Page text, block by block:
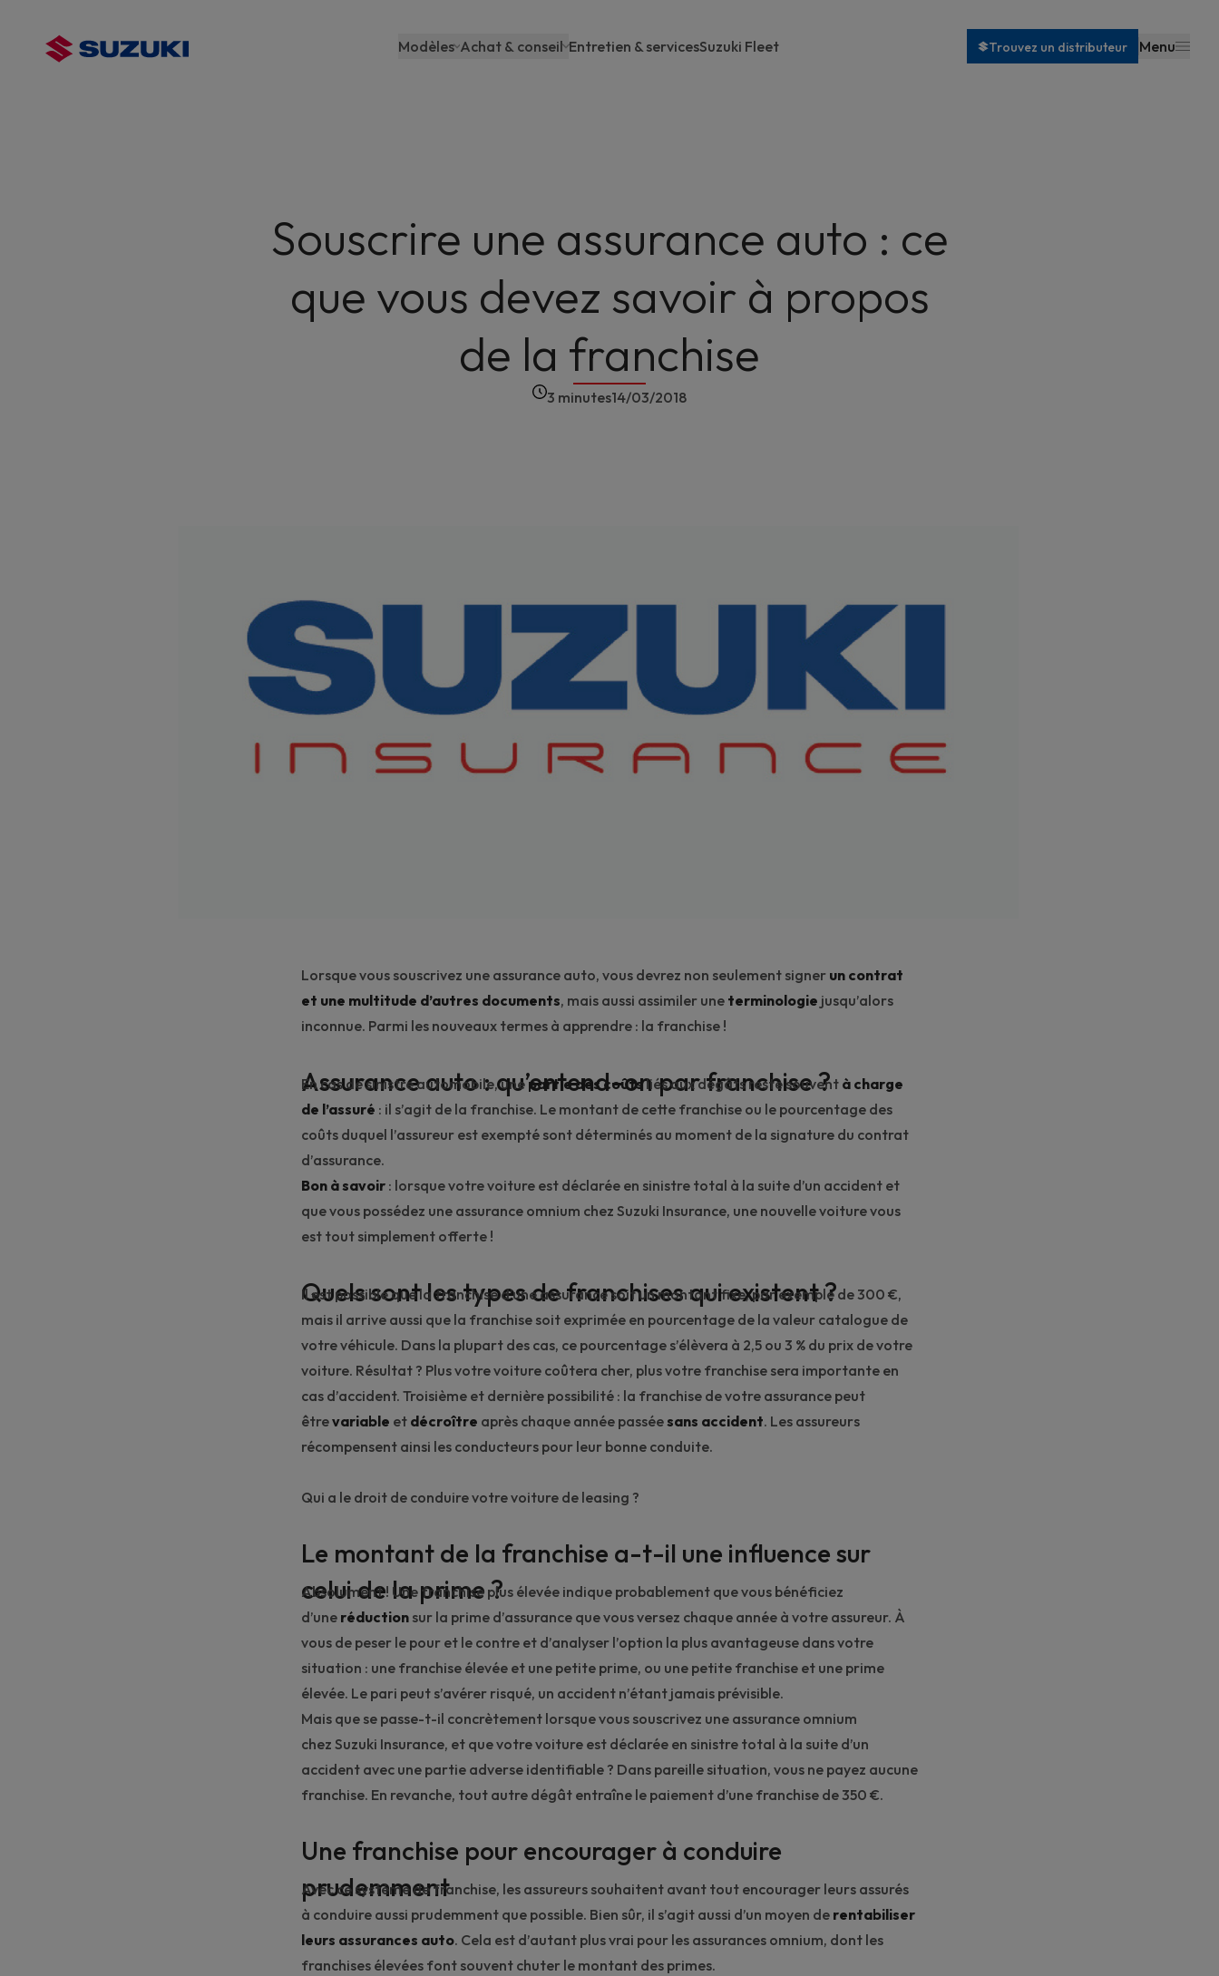
principal
Main
Modèles Achat & conseil Entretien & servicesSuzuki Fleet Trouvez un distributeur Menu
Souscrire une assurance auto : ce
que vous devez savoir à propos
de la franchise
3 minutes14/03/2018
Lorsque vous souscrivez une assurance auto, vous devrez non seulement signer un contrat
et une multitude d’autres documents, mais aussi assimiler une terminologie jusqu’alors
inconnue. Parmi les nouveaux termes à apprendre : la franchise !
Assurance auto : qu’entend-on par franchise ?
En cas de sinistre automobile, unepartie des coûtsliés aux dégâts reste souvent à charge
de l’assuré : il s’agit de la franchise. Le montant de cette franchise ou le pourcentage des
coûts duquel l’assureur est exempté sont déterminés au moment de la signature du contrat
d’assurance.
Bon à savoir : lorsque votre voiture est déclarée en sinistre total à la suite d’un accident et
que vous possédez une assurance omnium chez Suzuki Insurance, une nouvelle voiture vous
est tout simplement offerte !
Quels sont les types de franchises qui existent ?
Il est possible que la franchise d’une assurance soit un montant fixe, par exemple de 300 €,
mais il arrive aussi que la franchise soit exprimée en pourcentage de la valeur catalogue de
votre véhicule. Dans la plupart des cas, ce pourcentage s’élèvera à 2,5 ou 3 % du prix de votre
voiture. Résultat ? Plus votre voiture coûtera cher, plus votre franchise sera importante en
cas d’accident. Troisième et dernière possibilité : la franchise de votre assurance peut
êtrevariable et décroître après chaque année passéesans accident. Les assureurs
récompensent ainsi les conducteurs pour leur bonne conduite.
Qui a le droit de conduire votre voiture de leasing ?
Le montant de la franchise a-t-il une influence sur
celui de la prime ?
Absolument ! Une franchise plus élevée indique probablement que vous bénéficiez
d’une réduction sur la prime d’assurance que vous versez chaque année à votre assureur. À
vous de peser le pour et le contre et d’analyser l’option la plus avantageuse dans votre
situation : une franchise élevée et une petite prime, ou une petite franchise et une prime
élevée. Le pari peut s’avérer risqué, un accident n’étant jamais prévisible.
Mais que se passe-t-il concrètement lorsque vous souscrivez une assurance omnium
chez Suzuki Insurance, et que votre voiture est déclarée en sinistre total à la suite d’un
accident avec une partie adverse identifiable ? Dans pareille situation, vous ne payez aucune
franchise. En revanche, tout autre dégât entraîne le paiement d’une franchise de 350 €.
Une franchise pour encourager à conduire
prudemment
Avec ce système de franchise, les assureurs souhaitent avant tout encourager leurs assurés
à conduire aussi prudemment que possible. Bien sûr, il s’agit aussi d’un moyen de rentabiliser
leurs assurances auto. Cela est d’autant plus vrai pour les assurances omnium, dont les
franchises élevées font souvent chuter le montant des primes.